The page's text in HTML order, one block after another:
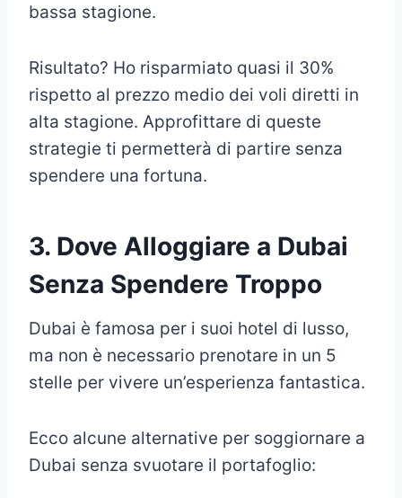
bassa stagione.
Risultato? Ho risparmiato quasi il 30%
rispetto al prezzo medio dei voli diretti in
alta stagione. Approfittare di queste
strategie ti permetterà di partire senza
spendere una fortuna.
3. Dove Alloggiare a Dubai
Senza Spendere Troppo
Dubai è famosa per i suoi hotel di lusso,
ma non è necessario prenotare in un 5
stelle per vivere un’esperienza fantastica.
Ecco alcune alternative per soggiornare a
Dubai senza svuotare il portafoglio: